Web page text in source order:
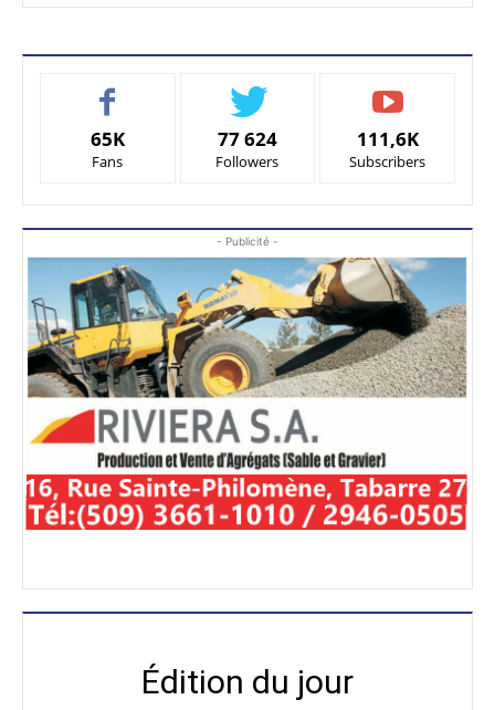
65K
Fans
77 624
Followers
111,6K
Subscribers
- Publicité -
Édition du jour